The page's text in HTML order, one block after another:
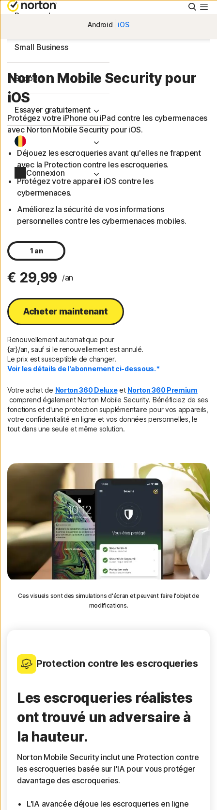
Personnel
Small Business
Support
Essayer gratuitement
Connexion
Android iOS
Ces visuels sont des simulations d'écran et peuvent faire l'objet de
modifications.
Norton Mobile Security pour
iOS
Protégez votre iPhone ou iPad contre les cybermenaces
avec Norton Mobile Security pour iOS.
Déjouez les escroqueries avant qu'elles ne frappent
avec la Protection contre les escroqueries.
Protégez votre appareil iOS contre les
cybermenaces.
Améliorez la sécurité de vos informations
personnelles contre les cybermenaces mobiles.
1 an
€ 29,99 /an
Acheter maintenant
Renouvellement automatique pour
{ar}/an, sauf si le renouvellement est annulé.
Le prix est susceptible de changer.
Voir les détails de l'abonnement ci-dessous.*
Votre achat de Norton 360 Deluxeet Norton 360 Premium
comprend également Norton Mobile Security. Bénéficiez de ses
fonctions et d'une protection supplémentaire pour vos appareils,
votre confidentialité en ligne et vos données personnelles, le
tout dans une seule et même solution.
Protection contre les escroqueries
Les escroqueries réalistes
ont trouvé un adversaire à
la hauteur.
Norton Mobile Security inclut une Protection contre
les escroqueries basée sur l'IA pour vous protéger
davantage des escroqueries.
L'IA avancée déjoue les escroqueries en ligne